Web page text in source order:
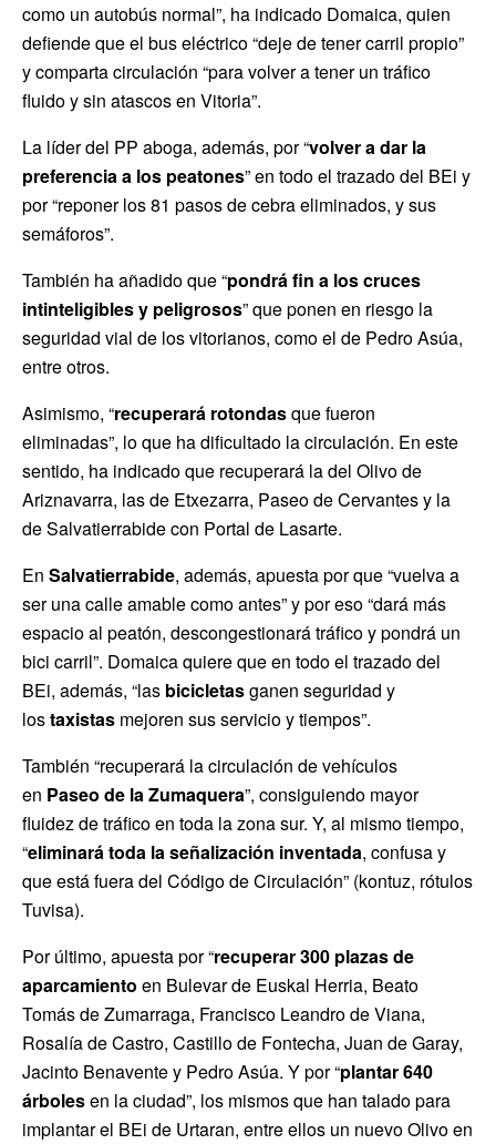
como un autobús normal”, ha indicado Domaica, quien
defiende que el bus eléctrico “deje de tener carril propio”
y comparta circulación “para volver a tener un tráfico
fluido y sin atascos en Vitoria”.
La líder del PP aboga, además, por “volver a dar la
preferencia a los peatones” en todo el trazado del BEi y
por “reponer los 81 pasos de cebra eliminados, y sus
semáforos”.
También ha añadido que “pondrá fin a los cruces
intinteligibles y peligrosos” que ponen en riesgo la
seguridad vial de los vitorianos, como el de Pedro Asúa,
entre otros.
Asimismo, “recuperará rotondasque fueron
eliminadas”, lo que ha dificultado la circulación. En este
sentido, ha indicado que recuperará la del Olivo de
Ariznavarra, las de Etxezarra, Paseo de Cervantes y la
de Salvatierrabide con Portal de Lasarte.
En Salvatierrabide, además, apuesta por que “vuelva a
ser una calle amable como antes” y por eso “dará más
espacio al peatón, descongestionará tráfico y pondrá un
bici carril”. Domaica quiere que en todo el trazado del
BEi, además, “las bicicletasganen seguridad y
lostaxistas mejoren sus servicio y tiempos”.
También “recuperará la circulación de vehículos
en Paseo de la Zumaquera”, consiguiendo mayor
fluidez de tráfico en toda la zona sur. Y, al mismo tiempo,
“eliminará toda la señalización inventada, confusa y
que está fuera del Código de Circulación” (kontuz, rótulos
Tuvisa).
Por último, apuesta por “recuperar 300 plazas de
aparcamiento en Bulevar de Euskal Herria, Beato
Tomás de Zumarraga, Francisco Leandro de Viana,
Rosalía de Castro, Castillo de Fontecha, Juan de Garay,
Jacinto Benavente y Pedro Asúa. Y por “plantar 640
árbolesen la ciudad”, los mismos que han talado para
implantar el BEi de Urtaran, entre ellos un nuevo Olivo en